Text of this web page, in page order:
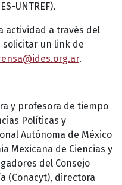
UNTREF).
actividad a través del
solicitar un link de
.
y profesora de tiempo
Políticas y
Autónoma de México
Mexicana de Ciencias y
del Consejo
(Conacyt), directora